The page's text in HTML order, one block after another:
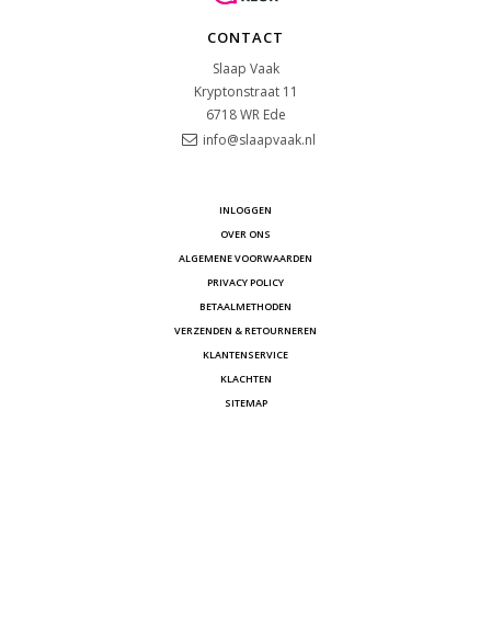
CONTACT
Slaap Vaak
Kryptonstraat 11
6718 WR Ede
info@slaapvaak.nl
INLOGGEN
OVER ONS
ALGEMENE VOORWAARDEN
PRIVACY POLICY
BETAALMETHODEN
VERZENDEN & RETOURNEREN
KLANTENSERVICE
KLACHTEN
SITEMAP